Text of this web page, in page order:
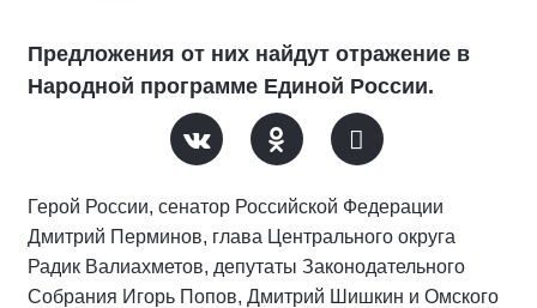
Предложения от них найдут отражение в
Народной программе Единой России.
Герой России, сенатор Российской Федерации
Дмитрий Перминов, глава Центрального округа
Радик Валиахметов, депутаты Законодательного
Собрания Игорь Попов, Дмитрий Шишкин и Омского